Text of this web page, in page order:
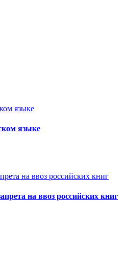
языке
на ввоз российских книг